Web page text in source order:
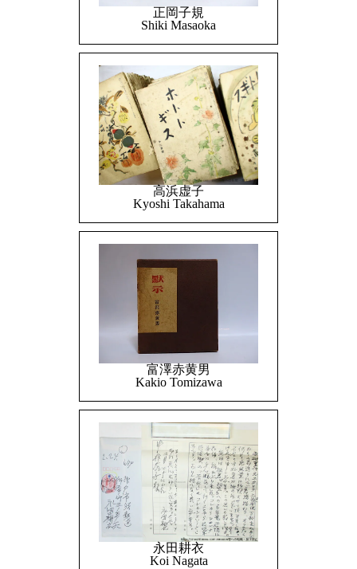
正岡子規
Shiki Masaoka
高浜虚子
Kyoshi Takahama
富澤赤黄男
Kakio Tomizawa
永田耕衣
Koi Nagata